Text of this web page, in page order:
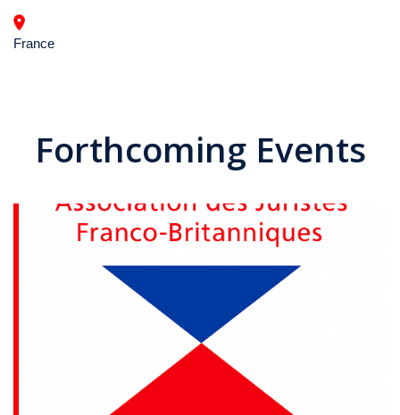
France
Forthcoming Events